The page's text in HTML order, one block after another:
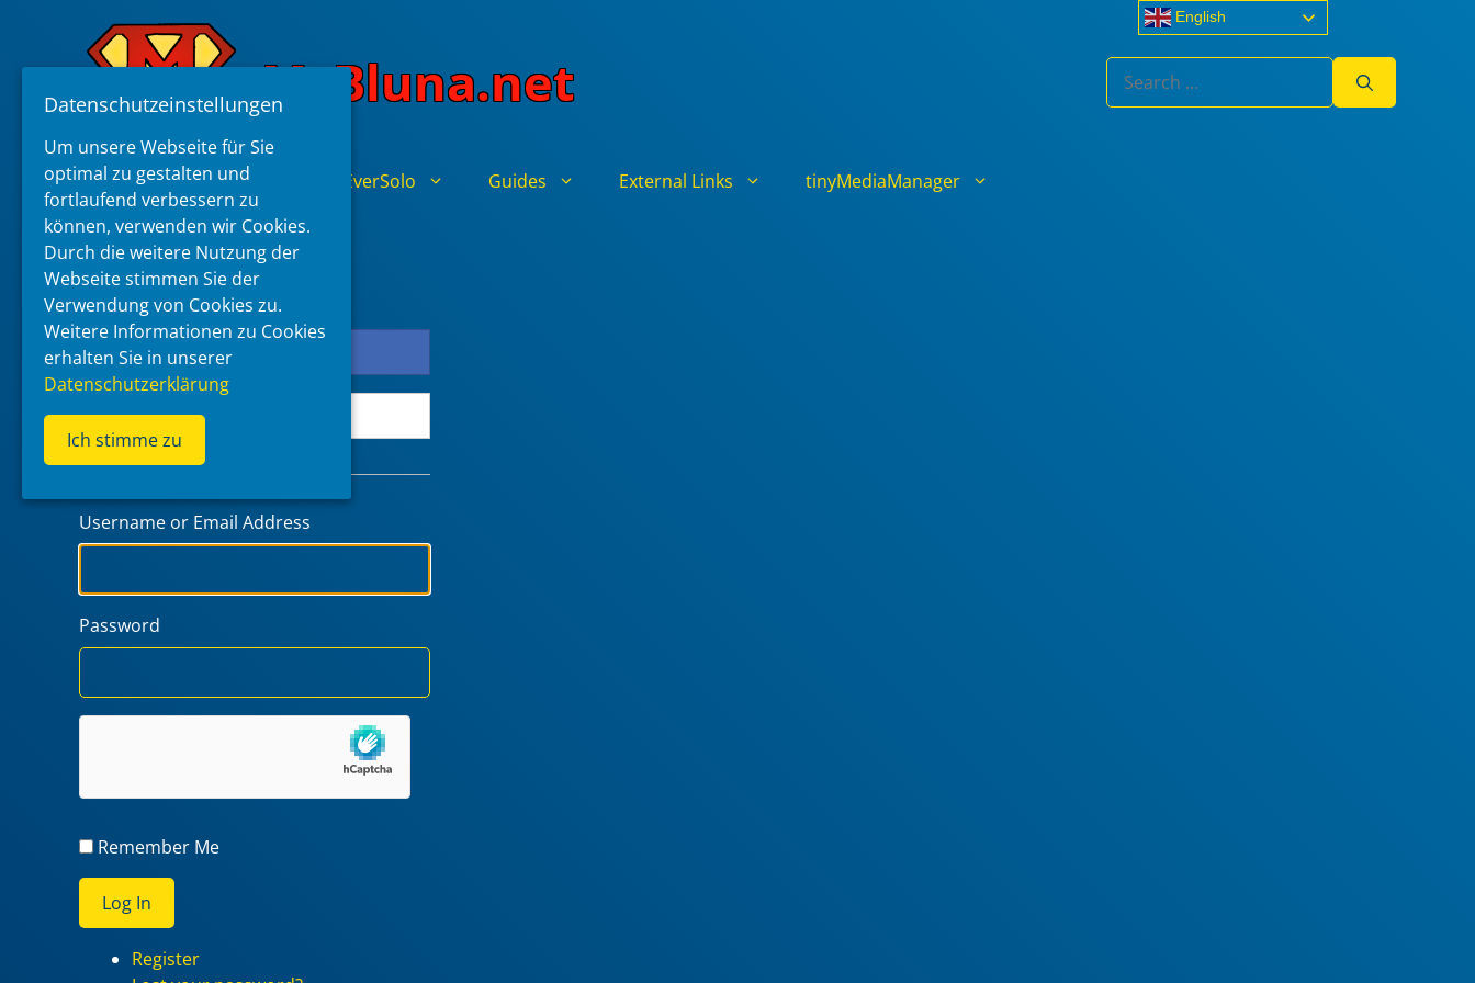
content
McBluna.net
Search
for:
Home Zidoo EverSolo Guides External Links tinyMediaManager
Login Page
Log in with Facebook
Log in with Google
Username or Email Address
Password
Remember Me
Log In
Register
English
Datenschutzeinstellungen
Um unsere Webseite für Sie
optimal zu gestalten und
fortlaufend verbessern zu
können, verwenden wir Cookies.
Durch die weitere Nutzung der
Webseite stimmen Sie der
Verwendung von Cookies zu.
Weitere Informationen zu Cookies
erhalten Sie in unserer
Datenschutzerklärung
Ich stimme zu